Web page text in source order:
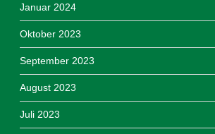
Januar 2024
Oktober 2023
September 2023
August 2023
Juli 2023